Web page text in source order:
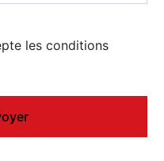
les conditions